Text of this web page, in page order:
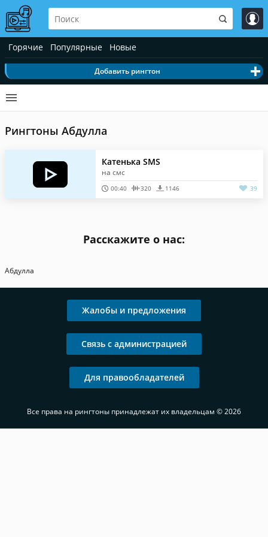
Горячие Популярные Новые
Добавить рингтон
Рингтоны Абдулла
Катенька SMS
на смс
00:40 320 1146 39
Расскажите о нас:
Абдулла
Жалобы и предложения
Связь с администрацией
Для правообладателей
Все права на рингтоны принадлежат их владельцам © 2026